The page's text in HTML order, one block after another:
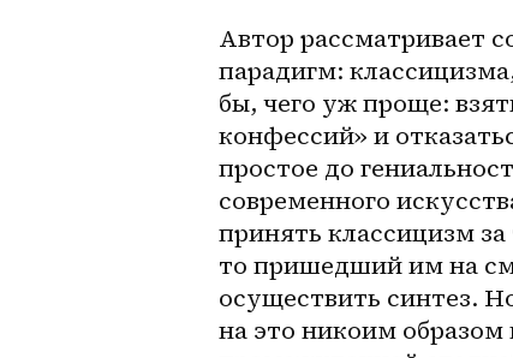
Автор рассматривает
парадигм:
бы, чего уж проще:
конфессий» и
простое до
современного
принять классицизм за
то пришедший им на
осуществить синтез.
на это никоим